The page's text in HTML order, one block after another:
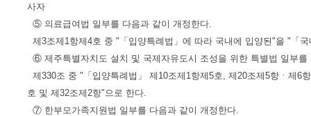
사자
⑤ 의료급여법 일부를 다음과 같이 개정한다.
제3조제1항제4호 중 "「입양특례법」에 따라 국내에 입양된"을 "「
⑥ 제주특별자치도 설치 및 국제자유도시 조성을 위한 특별법 일부를
제330조 중 "「입양특례법」 제10조제1항제5호, 제20조제5항ㆍ제6
호 및 제32조제2항"으로 한다.
⑦ 한부모가족지원법 일부를 다음과 같이 개정한다.